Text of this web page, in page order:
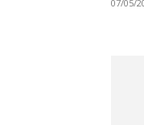
07/05/